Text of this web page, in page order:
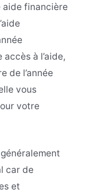
aide financière
à l’aide,
de l’année
vous
votre
car de
et